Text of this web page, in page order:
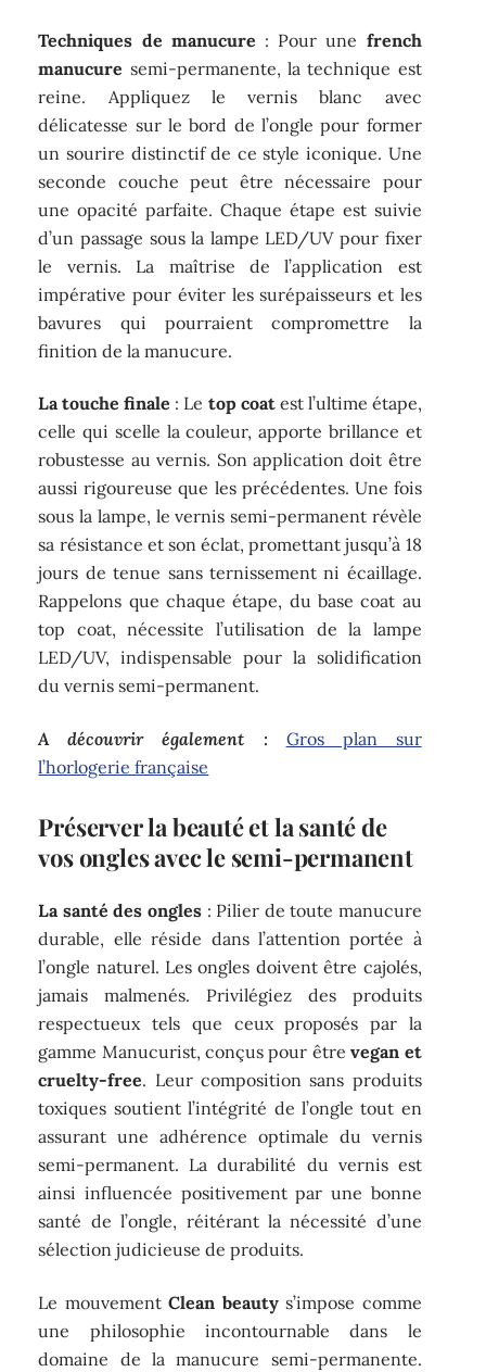
Techniques de manucure : Pour une french
manucure semi-permanente, la technique est
reine. Appliquez le vernis blanc avec
délicatesse sur le bord de l’ongle pour former
un sourire distinctif de ce style iconique. Une
seconde couche peut être nécessaire pour
une opacité parfaite. Chaque étape est suivie
d’un passage sous la lampe LED/UV pour fixer
le vernis. La maîtrise de l’application est
impérative pour éviter les surépaisseurs et les
bavures qui pourraient compromettre la
finition de la manucure.
La touche finale : Le top coatest l’ultime étape,
celle qui scelle la couleur, apporte brillance et
robustesse au vernis. Son application doit être
aussi rigoureuse que les précédentes. Une fois
sous la lampe, le vernis semi-permanent révèle
sa résistance et son éclat, promettant jusqu’à 18
jours de tenue sans ternissement ni écaillage.
Rappelons que chaque étape, du base coat au
top coat, nécessite l’utilisation de la lampe
LED/UV, indispensable pour la solidification
du vernis semi-permanent.
A découvrir également :
Gros plan sur
l’horlogerie française
Préserver la beauté et la santé de
vos ongles avec le semi-permanent
La santé des ongles: Pilier de toute manucure
durable, elle réside dans l’attention portée à
l’ongle naturel. Les ongles doivent être cajolés,
jamais malmenés. Privilégiez des produits
respectueux tels que ceux proposés par la
gamme Manucurist, conçus pour êtrevegan et
cruelty-free. Leur composition sans produits
toxiques soutient l’intégrité de l’ongle tout en
assurant une adhérence optimale du vernis
semi-permanent. La durabilité du vernis est
ainsi influencée positivement par une bonne
santé de l’ongle, réitérant la nécessité d’une
sélection judicieuse de produits.
Le mouvementClean beautys’impose comme
une philosophie incontournable dans le
domaine de la manucure semi-permanente.